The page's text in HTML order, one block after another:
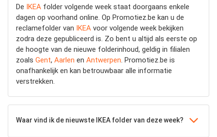
De IKEA folder volgende week staat doorgaans enkele
dagen op voorhand online. Op Promotiez.be kan u de
reclamefolder van IKEA voor volgende week bekijken
zodra deze gepubliceerd is. Zo bent u altijd als eerste op
de hoogte van de nieuwe folderinhoud, geldig in filialen
zoals Gent, Aarlen en Antwerpen . Promotiez.be is
onafhankelijk en kan betrouwbaar alle informatie
verstrekken.
Waar vind ik de nieuwste IKEA folder van deze week?